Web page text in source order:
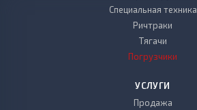
Специальная техника
Ричтраки
Тягачи
Погрузчики
УСЛУГИ
Продажа